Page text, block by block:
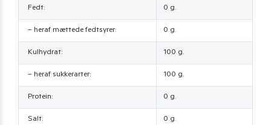
Fedt: 0 g.
– heraf mættede fedtsyrer: 0 g.
Kulhydrat: 100 g.
– heraf sukkerarter: 100 g.
Protein: 0 g.
Salt: 0 g.